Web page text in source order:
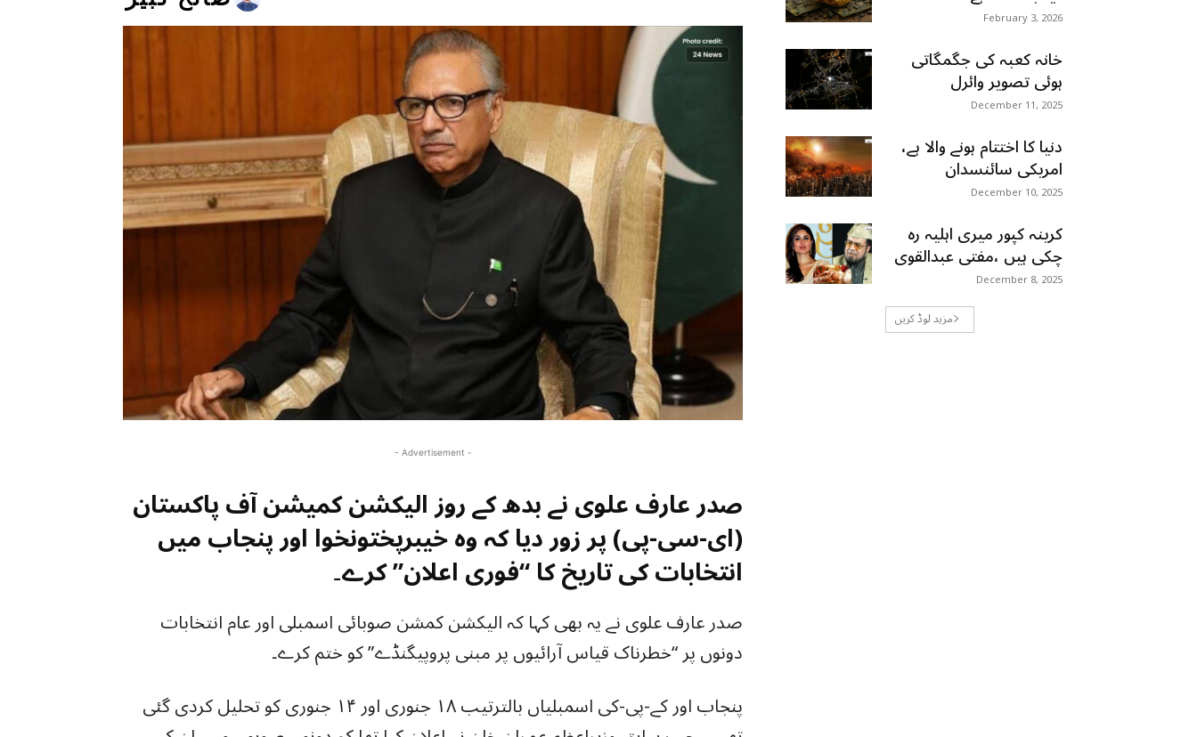
- Advertisement -
صدر عارف علوی نے بدھ کے روز الیکشن کمیشن آف پاکستان
(ای-سی-پی) پر زور دیا کہ وہ خیبرپختونخوا اور پنجاب میں
انتخابات کی تاریخ کا “فوری اعلان” کرے۔
صدر عارف علوی نے یہ بھی کہا کہ الیکشن کمشن صوبائی اسمبلی اور عام انتخابات
دونوں پر “خطرناک قیاس آرائیوں پر مبنی پروپیگنڈے” کو ختم کرے۔
پنجاب اور کے-پی-کی اسمبلیاں بالترتیب ۱۸ جنوری اور ۱۴ جنوری کو تحلیل کردی گئی
February 3, 2026
خانہ کعبہ کی جگمگاتی
ہوئی تصویر وائرل
December 11, 2025
دنیا کا اختتام ہونے والا ہے،
امریکی سائنسدان
December 10, 2025
کرینہ کپور میری اہلیہ رہ
چکی ہیں ،مفتی عبدالقوی
December 8, 2025
مزید لوڈ کریں